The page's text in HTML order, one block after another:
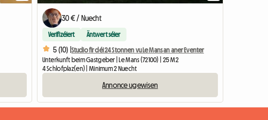
30 € / Nuecht
Verifizéiert Äntwert séier
5 (10) | Studio fir déi 24 Stonnen vu Le Mans an aner Eventer
Unterkunft beim Gastgeber | Le Mans (72100) | 25 M2
4 Schlofplaz(en) | Minimum 2 Nuecht
Annonce ugewisen